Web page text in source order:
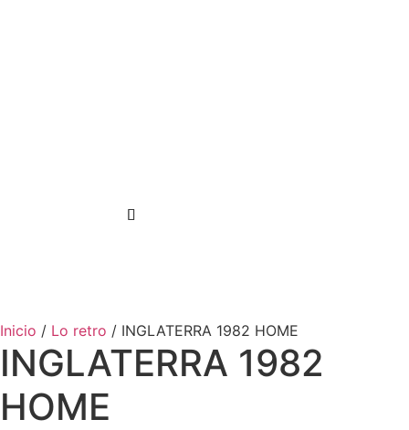
Inicio / Lo retro / INGLATERRA 1982 HOME
INGLATERRA 1982
HOME